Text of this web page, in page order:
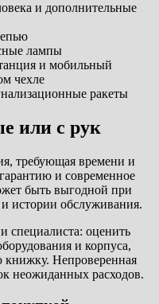
и дополнительные
лампы
и мобильный
чехле
ракеты
или с рук
требующая времени и
и современное
быть выгодной при
истории обслуживания.
специалиста: оценить
и корпуса,
книжку. Непроверенная
неожиданных расходов.